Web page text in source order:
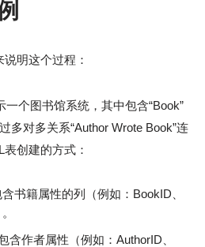
明这个过程：
个图书馆系统，其中包含“Book”
多对多关系“Author Wrote Book”连
创建的方式：
书籍属性的列（例如：BookID、
含作者属性（例如：AuthorID、